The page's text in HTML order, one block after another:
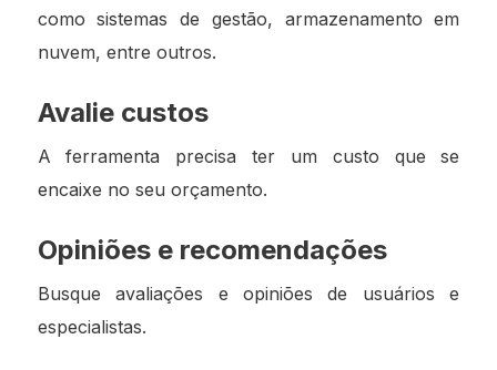
como sistemas de gestão, armazenamento em
nuvem, entre outros.
Avalie custos
A ferramenta precisa ter um custo que se
encaixe no seu orçamento.
Opiniões e recomendações
Busque avaliações e opiniões de usuários e
especialistas.